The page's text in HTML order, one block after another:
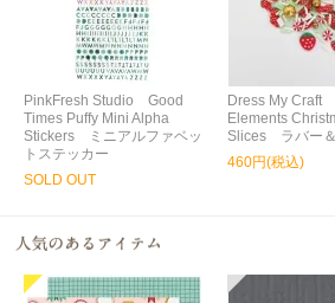
PinkFresh Studio Good
Times Puffy Mini Alpha
Stickers ミニアルファベッ
トステッカー
SOLD OUT
Dress My Craft
Elements
Slices ラバー
460円(税込)